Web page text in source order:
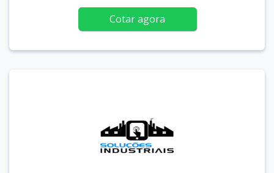
Cotar agora